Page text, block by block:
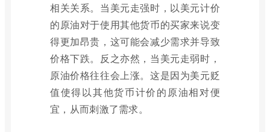
相关关系。当美元走强时，以美元计价
的原油对于使用其他货币的买家来说变
得更加昂贵，这可能会减少需求并导致
价格下跌。反之亦然，当美元走弱时，
原油价格往往会上涨。这是因为美元贬
值使得以其他货币计价的原油相对便
宜，从而刺激了需求。